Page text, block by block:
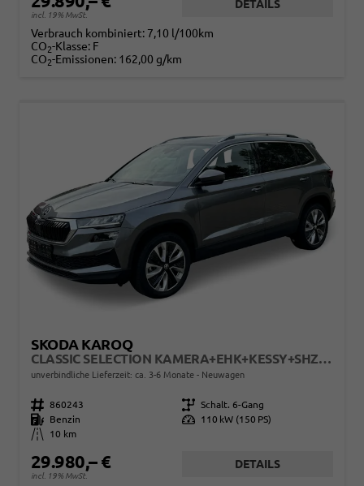
incl. 19% MwSt.
DETAILS
Verbrauch kombiniert: 7,10 l/100km
CO2-Klasse: F
CO2-Emissionen: 162,00 g/km
SKODA KAROQ
CLASSIC SELECTION KAMERA+EHK+KESSY+SHZ+SMARTLINK+LED+16" ALU
unverbindliche Lieferzeit: ca. 3-6 Monate Neuwagen
Fahrzeugnr. 860243 Getriebe Schalt. 6-Gang
Kraftstoff
Benzin Leistung
110 kW (150 PS)
Kilometerstand
10 km
29.980,– €
incl. 19% MwSt.
DETAILS